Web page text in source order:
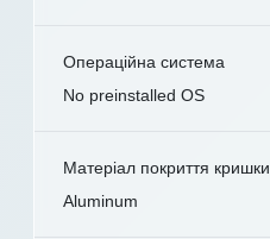
Операційна система
No preinstalled OS
Матеріал покриття кришки
Aluminum